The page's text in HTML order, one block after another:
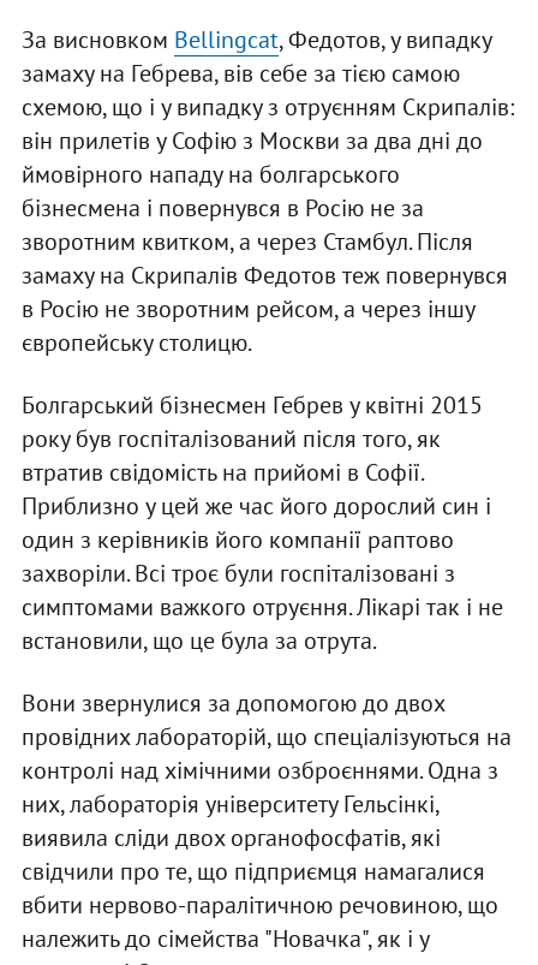
За висновком Bellingcat, Федотов, у випадку
замаху на Гебрева, вів себе за тією самою
схемою, що і у випадку з отруєнням Скрипалів:
він прилетів у Софію з Москви за два дні до
ймовірного нападу на болгарського
бізнесмена і повернувся в Росію не за
зворотним квитком, а через Стамбул. Після
замаху на Скрипалів Федотов теж повернувся
в Росію не зворотним рейсом, а через іншу
європейську столицю.
Болгарський бізнесмен Гебрев у квітні 2015
року був госпіталізований після того, як
втратив свідомість на прийомі в Софії.
Приблизно у цей же час його дорослий син і
один з керівників його компанії раптово
захворіли. Всі троє були госпіталізовані з
симптомами важкого отруєння. Лікарі так і не
встановили, що це була за отрута.
Вони звернулися за допомогою до двох
провідних лабораторій, що спеціалізуються на
контролі над хімічними озброєннями. Одна з
них, лабораторія університету Гельсінкі,
виявила сліди двох органофосфатів, які
свідчили про те, що підприємця намагалися
вбити нервово-паралітичною речовиною, що
належить до сімейства "Новачка", як і у